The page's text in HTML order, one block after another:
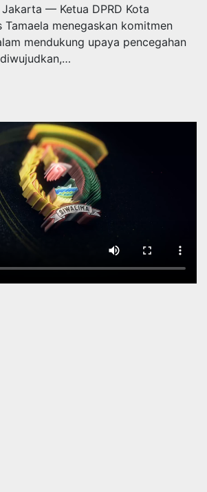
Jakarta — Ketua DPRD Kota
menegaskan komitmen
mendukung upaya pencegahan